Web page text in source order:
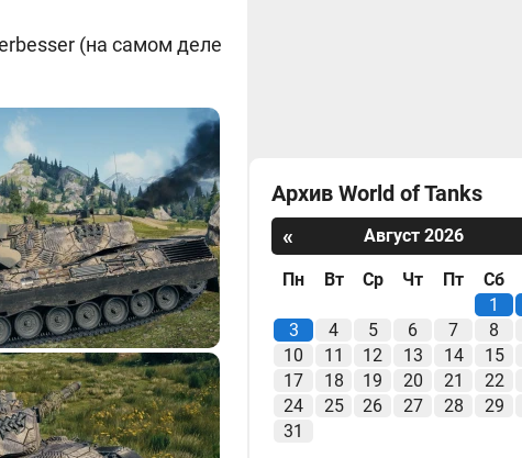
(на самом деле
Архив World of Tanks
«
Август 2026
Пн Вт Ср Чт Пт
Сб
1
3
4 5 6 7
8
10
11 12 13 14
15
17
18 19 20 21
22
24
25 26 27 28
29
31